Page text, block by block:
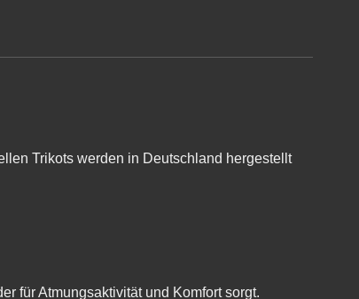
Trikots werden in Deutschland hergestellt
für Atmungsaktivität und Komfort sorgt.